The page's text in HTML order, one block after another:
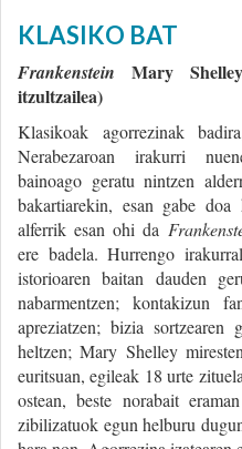
KLASIKO BAT
Frankenstein Mary
itzultzailea)
Klasikoak agorrezinak
Nerabezaroan irakurri
bainoago geratu nintzen
bakartiarekin, esan gabe
alferrik esan ohi da
ere badela. Hurrengo
istorioaren baitan dauden
nabarmentzen; kontakizun
apreziatzen; bizia sortzearen
heltzen; Mary Shelley
euritsuan, egileak 18 urte
ostean, beste norabait
zibilizatuok egun helburu